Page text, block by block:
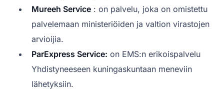
Mureeh Service : on palvelu, joka on omistettu
palvelemaan ministeriöiden ja valtion virastojen
arvioijia.
ParExpress Service: on EMS:n erikoispalvelu
Yhdistyneeseen kuningaskuntaan meneviin
lähetyksiin.